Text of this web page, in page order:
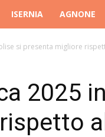
ISERNIA AGNONE
si presenta migliore
2025